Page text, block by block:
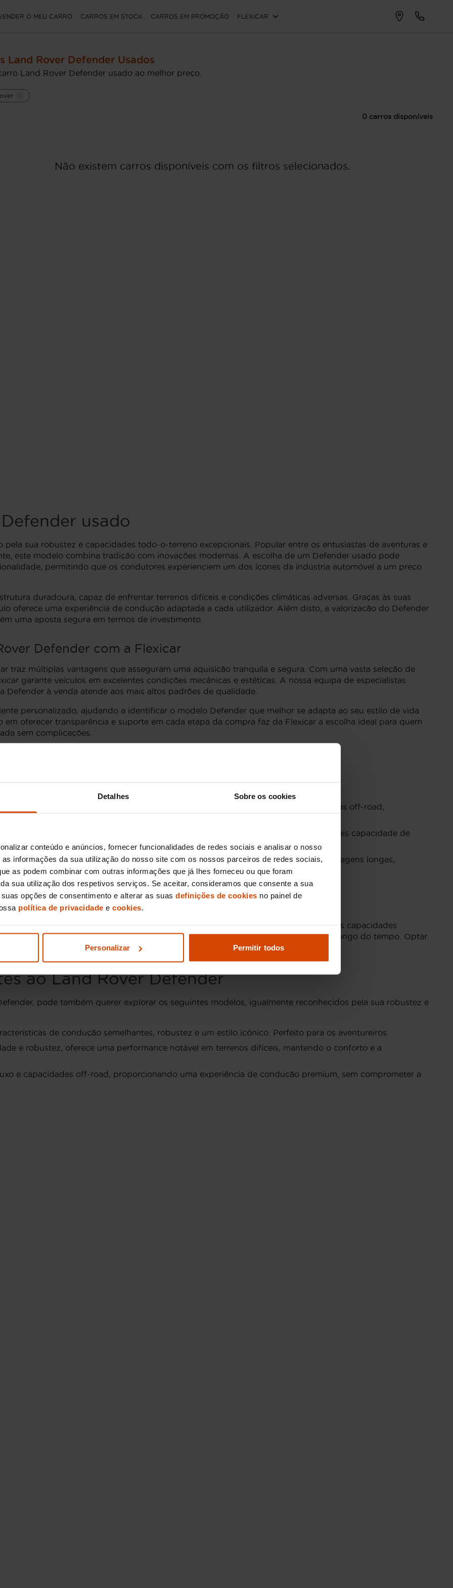
Detalhes Sobre os cookies
conteúdo e anúncios, fornecer funcionalidades de redes sociais e analisar o nosso
as informações da sua utilização do nosso site com os nossos parceiros de redes sociais,
as podem combinar com outras informações que já lhes forneceu ou que foram
sua utilização dos respetivos serviços. Se aceitar, consideramos que consente a sua
opções de consentimento e alterar as suas definições de cookies no painel de
política de privacidade e cookies.
Personalizar Permitir todos
O MEU CARRO CARROS EM STOCK CARROS EM PROMOÇÃO FLEXICAR
Land Rover Defender Usados
Land Rover Defender usado ao melhor preço.
0 carros disponíveis
Não existem carros disponíveis com os filtros selecionados.
usado
sua robustez e capacidades todo-o-terreno excepcionais. Popular entre os entusiastas de aventuras e
este modelo combina tradição com inovações modernas. A escolha de um Defender usado pode
permitindo que os condutores experienciem um dos ícones da indústria automóvel a um preço
duradoura, capaz de enfrentar terrenos difíceis e condições climáticas adversas. Graças às suas
oferece uma experiência de condução adaptada a cada utilizador. Além disto, a valorização do Defender
uma aposta segura em termos de investimento.
Defender com a Flexicar
traz múltiplas vantagens que asseguram uma aquisição tranquila e segura. Com uma vasta seleção de
garante veículos em excelentes condições mecânicas e estéticas. A nossa equipa de especialistas
Defender à venda atende aos mais altos padrões de qualidade.
personalizado, ajudando a identificar o modelo Defender que melhor se adapta ao seu estilo de vida
em oferecer transparência e suporte em cada etapa da compra faz da Flexicar a escolha ideal para quem
sem complicações.
do Land Rover Defender disponíveis no mercado de usados:
e capacidade todo-o-terreno, esta versão mais compacta é ideal para aventuras off-road,
e conforto, sendo uma excelente opção para famílias ou quem necessita de mais capacidade de
para quem precisa de ainda mais espaço, sobretudo útil em expedições ou viagens longas,
de ocasião em Portugal
variam tipicamente entre 30.000€ e 50.000€. Este intervalo de preços reflete as capacidades
a um estilo inconfundível e uma sólida reputação de durabilidade e valorização ao longo do tempo. Optar
quem procura um veículo robusto e de prestígio.
ao Land Rover Defender
pode também querer explorar os seguintes modelos, igualmente reconhecidos pela sua robustez e
de condução semelhantes, robustez e um estilo icónico. Perfeito para os aventureiros.
e robustez, oferece uma performance notável em terrenos difíceis, mantendo o conforto e a
e capacidades off-road, proporcionando uma experiência de condução premium, sem comprometer a